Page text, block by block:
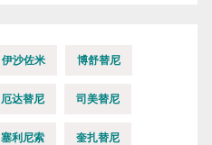
伊沙佐米 博舒替尼
厄达替尼 司美替尼
塞利尼索 奎扎替尼